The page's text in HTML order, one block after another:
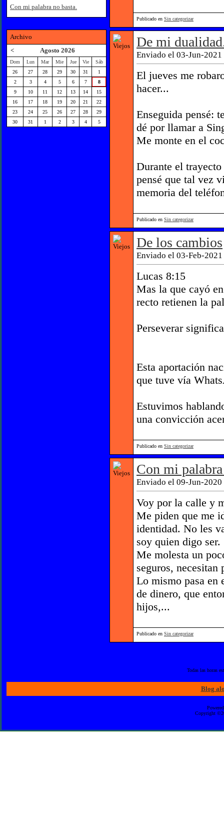
Publicado en Sin categorizar
De mi
Enviado el 03-Jun-
El jueves me
hacer...
Enseguida pensé:
dé por llamar a
Me monte en el
Durante el
pensé que tal vez
memoria del
Publicado en Sin categorizar
De los cambios
Enviado el 03-Feb-
Lucas 8:15
Mas la que cayó
recto retienen la
Perseverar
Esta aportación
que tuve vía
Estuvimos
una convicción
Publicado en Sin categorizar
Con mi
Enviado el 09-Jun-
Voy por la calle y
Me piden que me
identidad. No les
soy quien digo ser.
Me molesta un
seguros, necesitan
Lo mismo pasa en
de dinero, que
hijos,...
Publicado en Sin categorizar
Con mi palabra no basta.
Archivo
<
Agosto 2026
Dom Lun Mar Mie Jue Vie
Sáb
26
27 28 29 30 31
1
2
3 4 5 6 7
8
9
10 11 12 13 14
15
16
17 18 19 20 21
22
23
24 25 26 27 28
29
30
31 1 2 3 4 5
Todas las horas
Blog
Copyright